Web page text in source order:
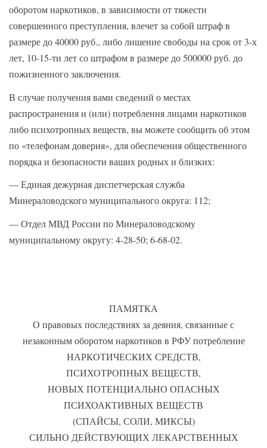
оборотом наркотиков, в зависимости от тяжести
совершенного преступления, влечет за собой штраф в
размере до 40000 руб., либо лишение свободы на срок от 3-х
лет, 10-15-ти лет со штрафом в размере до 500000 руб. до
пожизненного заключения.
В случае получения вами сведений о местах
распространения и (или) потребления лицами наркотиков
либо психотропных веществ, вы можете сообщить об этом
по «телефонам доверия», для обеспечения общественного
порядка и безопасности ваших родных и близких:
— Единая дежурная диспетчерская служба
Минераловодского муниципального округа: 112;
— Отдел МВД России по Минераловодскому
муниципальному округу: 4-28-50; 6-68-02.
ПАМЯТКА
О правовых последствиях за деяния, связанные с
незаконным оборотом наркотиков в РФУ потребление
НАРКОТИЧЕСКИХ СРЕДСТВ,
ПСИХОТРОПНЫХ ВЕЩЕСТВ,
НОВЫХ ПОТЕНЦИАЛЬНО ОПАСНЫХ
ПСИХОАКТИВНЫХ ВЕЩЕСТВ
(СПАЙСЫ, СОЛИ, МИКСЫ)
СИЛЬНО ДЕЙСТВУЮЩИХ ЛЕКАРСТВЕННЫХ